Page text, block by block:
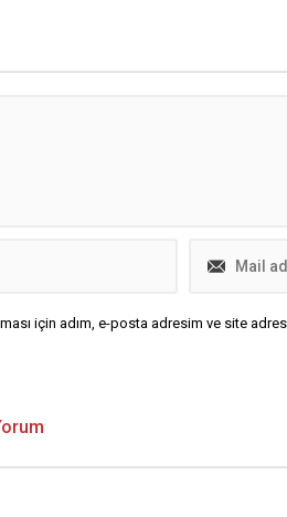
dokunan sesi...
için adım, e-posta adresim ve site